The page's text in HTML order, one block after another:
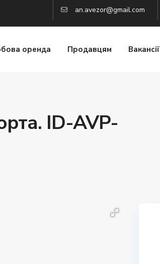
an.avezor@gmail.com
оренда Продавцям Вакансії
ID-AVP-